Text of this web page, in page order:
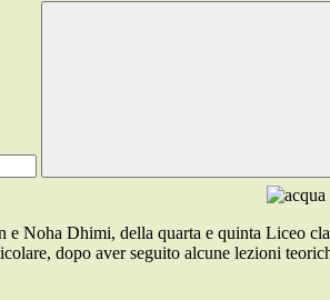
Noha Dhimi, della quarta e quinta Liceo
dopo aver seguito alcune lezioni